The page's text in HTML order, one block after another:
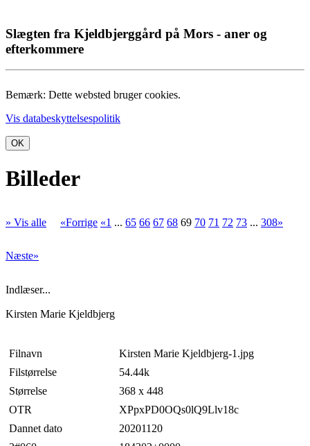
Slægten fra Kjeldbjerggård på Mors - aner og
efterkommere
Bemærk: Dette websted bruger cookies.
Vis databeskyttelsespolitik
OK
Billeder
» Vis alle «Forrige «1 ... 65 66 67 68 69 70 71 72 73 ... 308»
Næste»
Indlæser...
Kirsten Marie Kjeldbjerg
Filnavn
Kirsten Marie Kjeldbjerg-1.jpg
Filstørrelse
54.44k
Størrelse
368 x 448
OTR
XPpxPD0OQs0lQ9Llv18c
Dannet dato
20201120